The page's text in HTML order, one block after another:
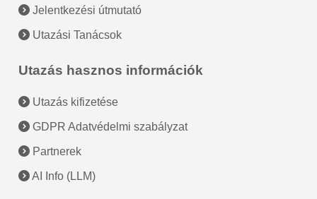
Jelentkezési útmutató
Utazási Tanácsok
Utazás hasznos információk
Utazás kifizetése
GDPR Adatvédelmi szabályzat
Partnerek
AI Info (LLM)